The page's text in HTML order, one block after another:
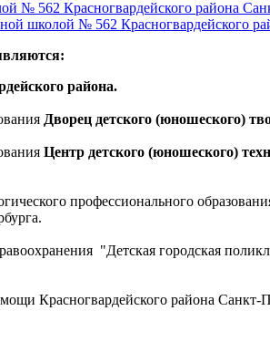
№ 562 Красногвардейского района
школой № 562 Красногвардейского
района.
Дворец детского (юношеского)
Центр детского (юношеского)
профессионального
"Детская городская
Красногвардейского района Санкт-